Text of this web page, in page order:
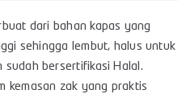
dari bahan kapas yang
sehingga lembut, halus untuk
sudah bersertifikasi Halal.
kemasan zak yang praktis